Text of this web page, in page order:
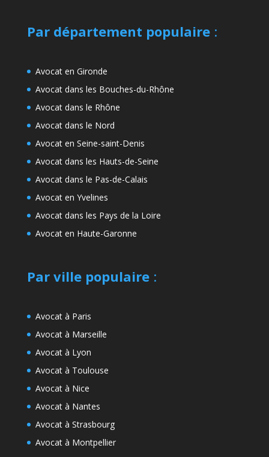
Par département populaire:
Avocat en Gironde
Avocat dans les Bouches-du-Rhône
Avocat dans le Rhône
Avocat dans le Nord
Avocat en Seine-saint-Denis
Avocat dans les Hauts-de-Seine
Avocat dans le Pas-de-Calais
Avocat en Yvelines
Avocat dans les Pays de la Loire
Avocat en Haute-Garonne
Par ville populaire:
Avocat à Paris
Avocat à Marseille
Avocat à Lyon
Avocat à Toulouse
Avocat à Nice
Avocat à Nantes
Avocat à Strasbourg
Avocat à Montpellier